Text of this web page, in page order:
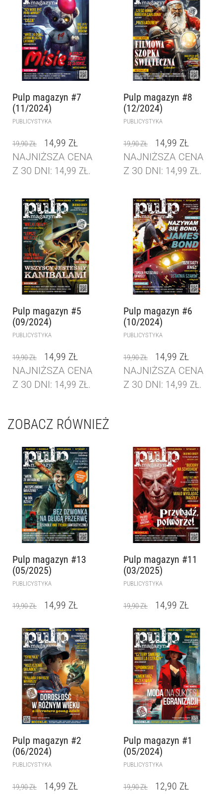
Pulp magazyn #7
(11/2024)
PUBLICYSTYKA
19,90ZŁ 14,99 ZŁ
NAJNIŻSZA CENA
Z 30 DNI: 14,99 ZŁ.
Pulp magazyn #8
(12/2024)
PUBLICYSTYKA
19,90ZŁ 14,99 ZŁ
NAJNIŻSZA CENA
Z 30 DNI: 14,99 ZŁ.
Pulp magazyn #5
(09/2024)
PUBLICYSTYKA
19,90ZŁ 14,99 ZŁ
NAJNIŻSZA CENA
Z 30 DNI: 14,99 ZŁ.
Pulp magazyn #6
(10/2024)
PUBLICYSTYKA
19,90ZŁ 14,99 ZŁ
NAJNIŻSZA CENA
Z 30 DNI: 14,99 ZŁ.
ZOBACZ RÓWNIEŻ
Pulp magazyn #13
(05/2025)
PUBLICYSTYKA
19,90ZŁ 14,99 ZŁ
Pulp magazyn #11
(03/2025)
PUBLICYSTYKA
19,90ZŁ 14,99 ZŁ
Pulp magazyn #2
(06/2024)
PUBLICYSTYKA
19,90ZŁ 14,99 ZŁ
Pulp magazyn #1
(05/2024)
PUBLICYSTYKA
19,90ZŁ 12,90 ZŁ